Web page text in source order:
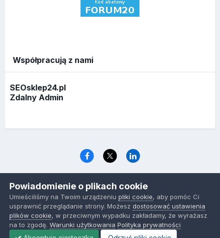
Współpracują z nami
SEOsklep24.pl
Zdalny Admin
www.optymalizacja.com
Powered by Invision Community
Powiadomienie o plikach cookie
Umieściliśmy na Twoim urządzeniupliki cookie, aby pomóc Ci
usprawnić przeglądanie strony. Możeszdostosować ustawienia
plików cookie, w przeciwnym wypadku zakładamy, że wyrażasz
na to zgodę.Warunki użytkowania Polityka prywatności